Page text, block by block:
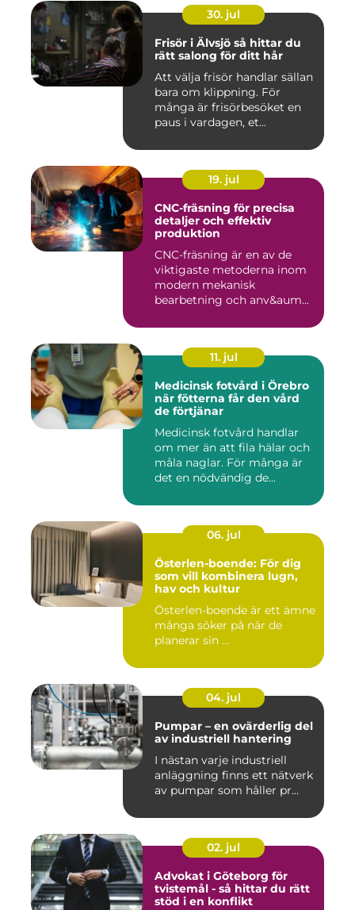
30. jul
Frisör i Älvsjö så hittar du
rätt salong för ditt hår
Att välja frisör handlar sällan
bara om klippning. För
många är frisörbesöket en
paus i vardagen, et...
19. jul
CNC-fräsning för precisa
detaljer och effektiv
produktion
CNC-fräsning är en av de
viktigaste metoderna inom
modern mekanisk
bearbetning och anv&aum...
11. jul
Medicinsk fotvård i Örebro
när fötterna får den vård
de förtjänar
Medicinsk fotvård handlar
om mer än att fila hälar och
måla naglar. För många är
det en nödvändig de...
06. jul
Österlen-boende: För dig
som vill kombinera lugn,
hav och kultur
Österlen-boende är ett ämne
många söker på när de
planerar sin ...
04. jul
Pumpar – en ovärderlig del
av industriell hantering
I nästan varje industriell
anläggning finns ett nätverk
av pumpar som håller pr...
02. jul
Advokat i Göteborg för
tvistemål - så hittar du rätt
stöd i en konflikt